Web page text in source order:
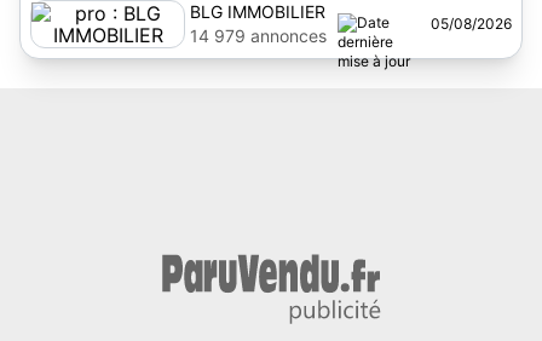
BLG IMMOBILIER
14 979 annonces
05/08/2026